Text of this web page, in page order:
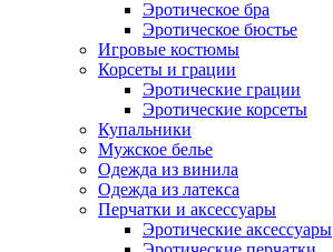
Эротическое бра
Эротическое бюстье
Игровые костюмы
Корсеты и грации
Эротические грации
Эротические корсеты
Купальники
Мужское белье
Одежда из винила
Одежда из латекса
Перчатки и аксессуары
Эротические аксессуары